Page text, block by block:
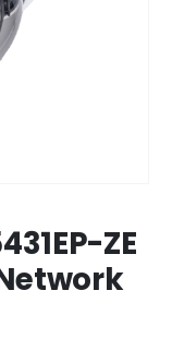
ZE